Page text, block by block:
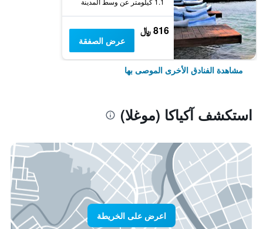
816 ﷼
عرض الصفقة
مشاهدة الفنادق الأخرى الموصى بها
استكشف آكياكا (موغلا)
اعرض على الخريطة